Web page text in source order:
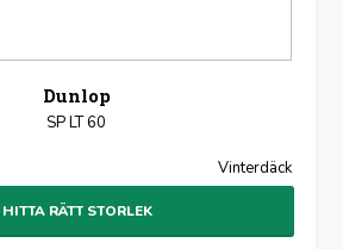
Dunlop
SP LT 60
Vinterdäck
HITTA RÄTT STORLEK